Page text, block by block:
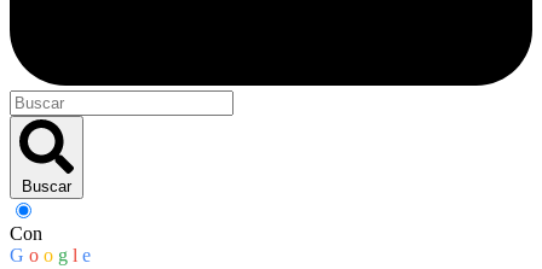
Buscar
Con
G o o g l e